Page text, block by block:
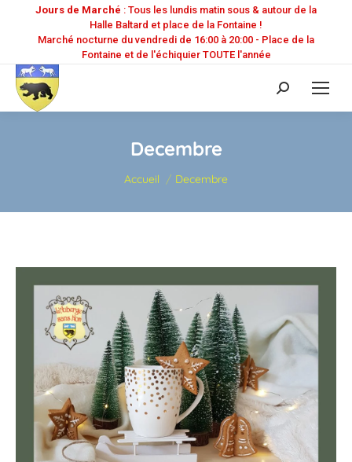
Jours de Marché : Tous les lundis matin sous & autour de la
Halle Baltard et place de la Fontaine !
Marché nocturne du vendredi de 16:00 à 20:00 - Place de la
Fontaine et de l'échiquier TOUTE l'année
Recherche
:
Decembre
Vous êtes ici :
Accueil Decembre